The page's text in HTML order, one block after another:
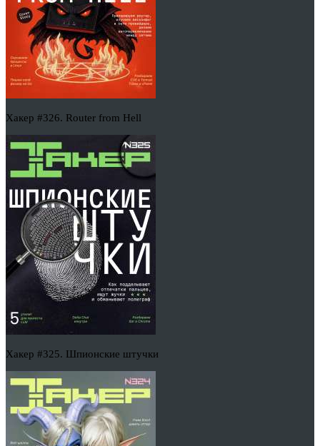
Хакер #326. Router from Hell
Хакер #325. Шпионские штучки